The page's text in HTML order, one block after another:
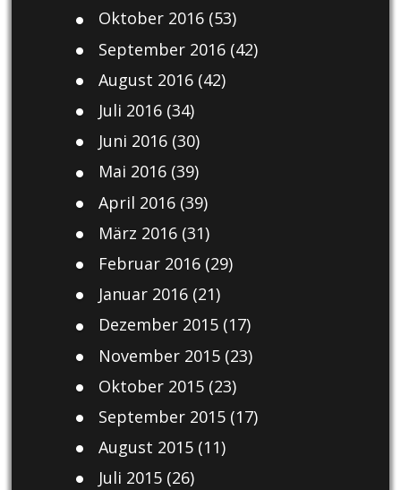
Oktober 2016(53)
September 2016(42)
August 2016(42)
Juli 2016(34)
Juni 2016(30)
Mai 2016(39)
April 2016(39)
März 2016(31)
Februar 2016(29)
Januar 2016(21)
Dezember 2015(17)
November 2015(23)
Oktober 2015(23)
September 2015(17)
August 2015(11)
Juli 2015(26)